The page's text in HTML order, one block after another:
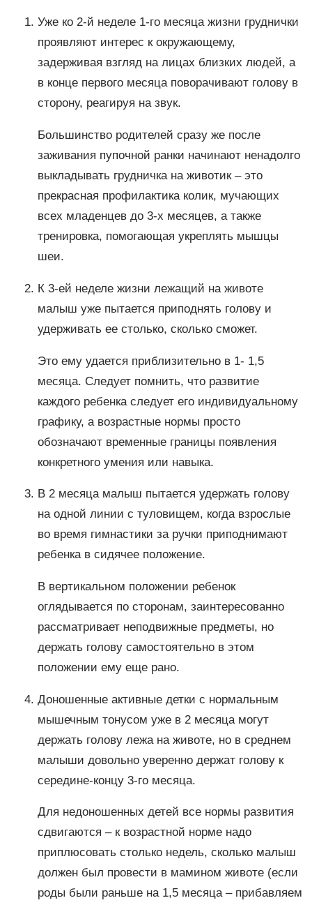
Уже ко 2-й неделе 1-го месяца жизни груднички
проявляют интерес к окружающему,
задерживая взгляд на лицах близких людей, а
в конце первого месяца поворачивают голову в
сторону, реагируя на звук.
Большинство родителей сразу же после
заживания пупочной ранки начинают ненадолго
выкладывать грудничка на животик – это
прекрасная профилактика колик, мучающих
всех младенцев до 3-х месяцев, а также
тренировка, помогающая укреплять мышцы
шеи.
К 3-ей неделе жизни лежащий на животе
малыш уже пытается приподнять голову и
удерживать ее столько, сколько сможет.
Это ему удается приблизительно в 1- 1,5
месяца. Следует помнить, что развитие
каждого ребенка следует его индивидуальному
графику, а возрастные нормы просто
обозначают временные границы появления
конкретного умения или навыка.
В 2 месяца малыш пытается удержать голову
на одной линии с туловищем, когда взрослые
во время гимнастики за ручки приподнимают
ребенка в сидячее положение.
В вертикальном положении ребенок
оглядывается по сторонам, заинтересованно
рассматривает неподвижные предметы, но
держать голову самостоятельно в этом
положении ему еще рано.
Доношенные активные детки с нормальным
мышечным тонусом уже в 2 месяца могут
держать голову лежа на животе, но в среднем
малыши довольно уверенно держат голову к
середине-концу 3-го месяца.
Для недоношенных детей все нормы развития
сдвигаются – к возрастной норме надо
приплюсовать столько недель, сколько малыш
должен был провести в мамином животе (если
роды были раньше на 1,5 месяца – прибавляем